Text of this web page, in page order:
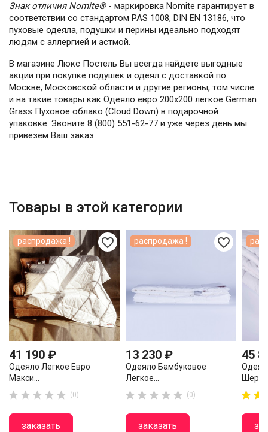
Знак отличия Nomite® - маркировка Nomite гарантирует в
соответствии со стандартом PAS 1008, DIN EN 13186, что
пуховые одеяла, подушки и перины идеально подходят
людям с аллергией и астмой.
В магазине Люкс Постель Вы всегда найдете выгодные
акции при покупке подушек и одеял с доставкой по
Москве, Московской области и другие регионы, том числе
и на такие товары как Одеяло евро 200х200 легкое German
Grass Пуховое облако (Cloud Down) в подарочной
упаковке. Звоните 8 (800) 551-62-77 и уже через день мы
привезем Ваш заказ.
Товары в этой категории
favorite_border
41 190 ₽
Одеяло Легкое Евро
Макси...
     (0)
заказать
распродажа ! favorite_border
13 230 ₽
Одеяло Бамбуковое
Легкое...
     (0)
заказать
распродажа !
45

